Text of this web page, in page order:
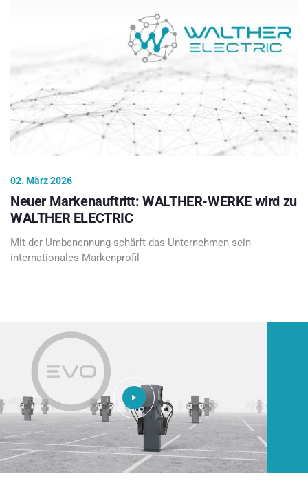
02. März 2026
Neuer Markenauftritt: WALTHER-WERKE wird zu
WALTHER ELECTRIC
Mit der Umbenennung schärft das Unternehmen sein
internationales Markenprofil